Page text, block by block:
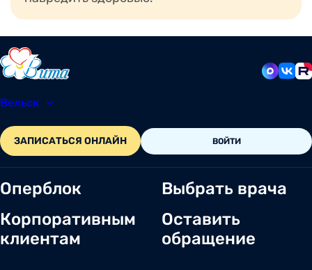
Вельск
ЗАПИСАТЬСЯ ОНЛАЙН ВОЙТИ
Оперблок
Корпоративным
клиентам
Выбрать врача
Оставить
обращение